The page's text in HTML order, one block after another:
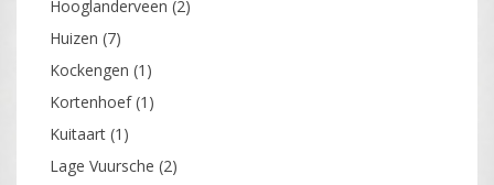
Hooglanderveen (2)
Huizen (7)
Kockengen (1)
Kortenhoef(1)
Kuitaart (1)
Lage Vuursche (2)